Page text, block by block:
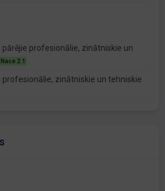
profesionālie, zinātniskie un
Nace 2.1
profesionālie, zinātniskie un tehniskie